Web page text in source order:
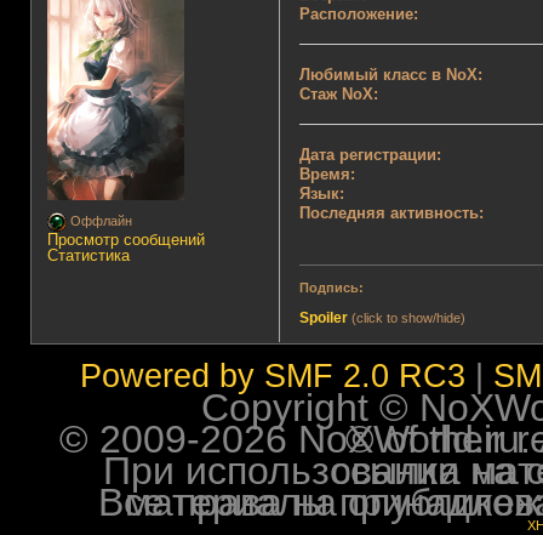
Оффлайн
Просмотр сообщений
Статистика
Расположение:
Любимый класс в NoX:
Стаж NoX:
Дата регистрации:
Время:
Язык:
Последняя активность:
Подпись:
Spoiler(click to show/hide)
Powered by SMF 2.0 RC3
Copyright ©
© 2009-2026 NoXWorld.ru. All
При использовании
Все права на опубликованные на форуме